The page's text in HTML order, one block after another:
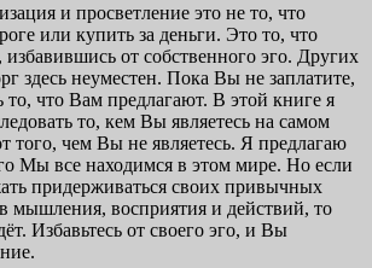
и просветление это не то, что
или купить за деньги. Это то, что
от собственного эго. Других
здесь неуместен. Пока Вы не заплатите,
что Вам предлагают. В этой книге я
то, кем Вы являетесь на самом
того, чем Вы не являетесь. Я предлагаю
Мы все находимся в этом мире. Но если
придерживаться своих привычных
мышления, восприятия и действий, то
Избавьтесь от своего эго, и Вы